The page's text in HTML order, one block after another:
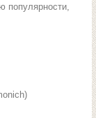
популярности,